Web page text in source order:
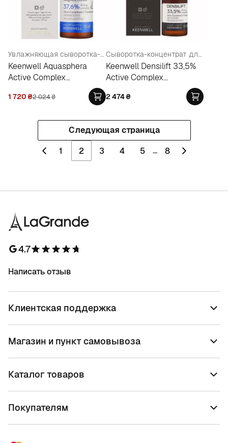
Увлажняющая сыворотка-концентрат
Keenwell Aquasphera
Active Complex
Moisturizing Concentrated
Serum 37,6%
1 720₴2 024₴
Сыворотка-концентрат для восстановления упругости кожи
Keenwell Densilift 33,5%
Active Complex
2 474₴
Следующая страница
1
2 3 4 5 ... 8
4.7
Написать отзыв
Клиентская поддержка
Магазин и пункт самовывоза
Каталог товаров
Покупателям